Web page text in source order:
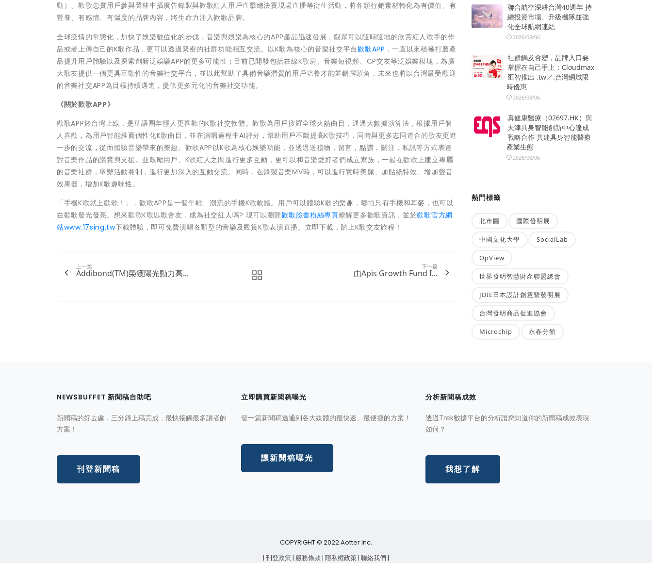
動）、歡歌忠實用戶參與聲林中插廣告錄製與歡歌紅人用戶直擊總決賽現場直播等衍生活動，將各類行銷素材轉化為有價值、有
營養、有感情、有溫度的品牌內容，將生命力注入歡歌品牌。
全球疫情的常態化，加快了娛樂數位化的步伐，音樂與娛樂為核心的APP產品迅速發展，觀眾可以隨時隨地的欣賞紅人歌手的作
品或者上傳自己的K歌作品，更可以透過緊密的社群功能相互交流。以K歌為核心的音樂社交平台歡歌APP ，一直以來積極打磨產
品提升用戶體驗以及探索創新泛娛樂APP的更多可能性；目前已開發包括在線K歌房、音樂短視頻、CP交友等泛娛樂模塊，為廣
大歌友提供一個更具互動性的音樂社交平台，並以此幫助了具備音樂潛質的用戶培養才能並嶄露頭角，未來也將以台灣最受歡迎
的音樂社交APP為目標持續邁進，提供更多元化的音樂社交功能。
《關於歡歌APP》
歡歌APP於台灣上線，是華語圈年輕人更喜歡的K歌社交軟體。歡歌為用戶搜羅全球火熱曲目，通過大數據演算法，根據用戶個
人喜歡，為用戶智能推薦個性化K歌曲目，並在演唱過程中AI評分，幫助用戶不斷提高K歌技巧，同時與更多志同道合的歌友更進
一步的交流 ，從而體驗音樂帶來的樂趣。歡歌APP以K歌為核心娛樂功能，並透過送禮物，留言，點讚，關注，私訊等方式表達
對音樂作品的讚賞與支援。並鼓勵用戶、K歌紅人之間進行更多互動，更可以和音樂愛好者們成立家族，一起在歡歌上建立專屬
的音樂社群，舉辦活動賽制，進行更加深入的互動交流。同時，在錄製音樂MV時，可以進行實時美顏、加貼紙特效、增加聲音
效果器，增加K歌趣味性。
「手機K歌就上歡歌！」，歡歌APP是一個年輕、潮流的手機K歌軟體。用戶可以體驗K歌的樂趣，哪怕只有手機和耳麥，也可以
在歡歌發光發亮。想來歡歌K歌以歌會友，成為社交紅人嗎? 現可以瀏覽歡歌臉書粉絲專頁瞭解更多歡歌資訊，並於歡歌官方網
站www.17sing.tw下載體驗，即可免費演唱各類型的音樂及觀賞K歌表演直播。立即下載，踏上K歌交友旅程！
上一篇
Addibond(TM)榮獲陽光動力高...
下一篇
由Apis Growth Fund I...
聯合航空深耕台灣40週年 持
續投資市場、升級機隊並強
化全球航網連結
2026/08/06
社群觸及會變，品牌入口要
掌握在自己手上：Cloudmax
匯智推出 .tw／.台灣網域限
時優惠
2026/08/06
真健康醫療（02697.HK）與
天津具身智能創新中心達成
戰略合作 共建具身智能醫療
產業生態
2026/08/06
熱門標籤
北市圖 國際發明展
中國文化大學 SocialLab
OpView
世界發明智慧財產聯盟總會
JDIE日本設計創意暨發明展
台灣發明商品促進協會
Microchip 永春分館
NEWSBUFFET 新聞稿自助吧
新聞稿的好去處，三分鐘上稿完成，最快接觸最多讀者的
方案！
刊登新聞稿
立即購買新聞稿曝光
發一篇新聞稿透通到各大媒體的最快速、最便捷的方案！
讓新聞稿曝光
分析新聞稿成效
透過Trek數據平台的分析讓您知道你的新聞稿成效表現
如何？
我想了解
COPYRIGHT © 2022 Aotter Inc.
| 刊登政策| 服務條款| 隱私權政策| 聯絡我們 |